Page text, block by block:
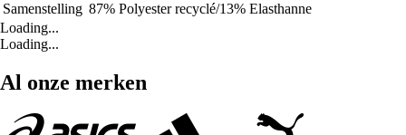
Samenstelling 87% Polyester recyclé/13% Elasthanne
Loading...
Loading...
Al onze merken